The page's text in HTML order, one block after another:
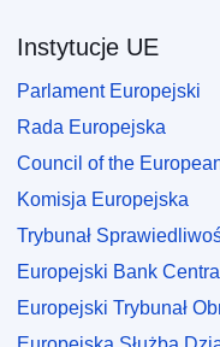
Instytucje UE
Parlament Europejski
Rada Europejska
Council of the
Komisja Europejska
Trybunał
Europejski Bank
Europejski Trybunał